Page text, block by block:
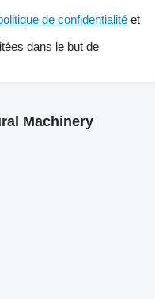
de confidentialité et
dans le but de
Machinery